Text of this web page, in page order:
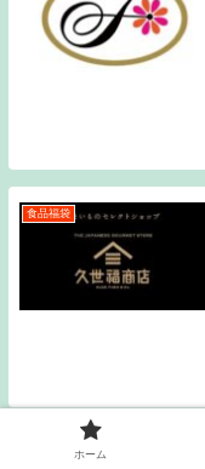
食品福袋
ホーム